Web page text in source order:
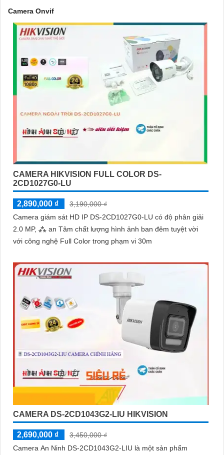
Camera Onvif
CAMERA HIKVISION FULL COLOR DS-
2CD1027G0-LU
2,890,000 ₫
3,190,000 ₫
Camera giám sát HD IP DS-2CD1027G0-LU có độ phân giải
2.0 MP, ⁂ an Tâm chất lượng hình ảnh ban đêm tuyệt vời
với công nghệ Full Color trong phạm vi 30m
CAMERA DS-2CD1043G2-LIU HIKVISION
2,690,000 ₫
3,450,000 ₫
Camera An Ninh DS-2CD1043G2-LIU là một sản phẩm